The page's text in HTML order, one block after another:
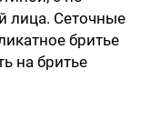
лица. Сеточные
бритье
на бритье